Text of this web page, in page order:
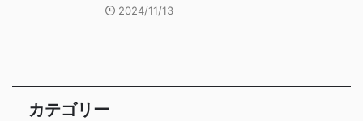
2024/11/13
カテゴリー